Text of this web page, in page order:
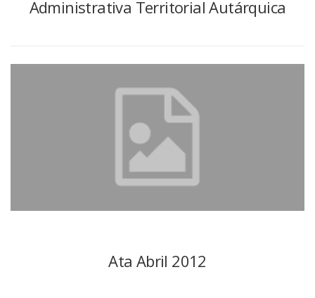
Administrativa Territorial Autárquica
Ata Abril 2012